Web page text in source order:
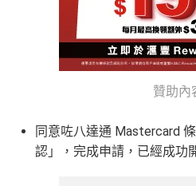
贊助內
同意咗八達通 Mastercard
認」，完成申請，已經成功